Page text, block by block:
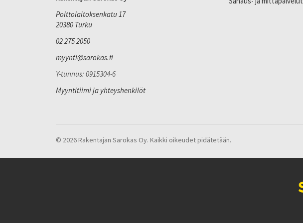
Polttolaitoksenkatu 17
20380 Turku
02 275 2050
myynti@sarokas.fi
Y-tunnus: 0915304-6
Myyntitiimi ja yhteyshenkilöt
© 2026 Rakentajan Sarokas Oy. Kaikki oikeudet pidätetään.